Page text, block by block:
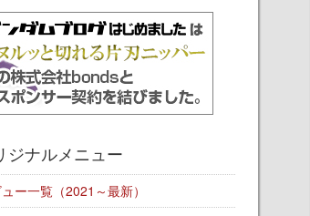
ジナルメニュー
ー一覧（2021～最新）